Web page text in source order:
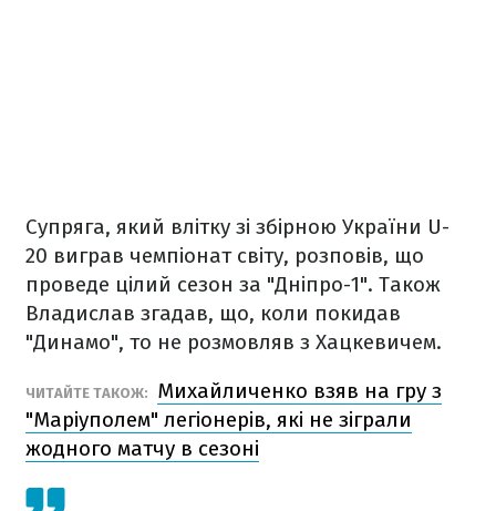
Супряга, який влітку зі збірною України U-
20 виграв чемпіонат світу, розповів, що
проведе цілий сезон за "Дніпро-1". Також
Владислав згадав, що, коли покидав
"Динамо", то не розмовляв з Хацкевичем.
ЧИТАЙТЕ ТАКОЖ:
Михайличенко взяв на гру з
"Маріуполем" легіонерів, які не зіграли
жодного матчу в сезоні